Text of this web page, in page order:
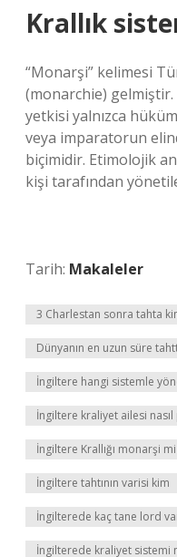
Krallık
“Monarşi” kelimesi
(monarchie) gelmiştir.
yetkisi yalnızca
veya imparatorun
biçimidir. Etimolojik
kişi tarafından
Tarih: Makaleler
3 Charlestan sonra tahta
Dünyanın en uzun süre
İngiltere hangi sistemle
İngiltere kraliyet ailesi
İngiltere Krallığı monarşi
İngiltere tahtının varisi kim
İngilterede kaç tane lord
İngilterede kraliyet sistemi